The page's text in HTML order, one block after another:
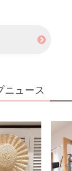
ニュース